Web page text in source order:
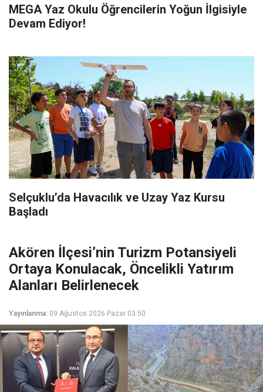
MEGA Yaz Okulu Öğrencilerin Yoğun İlgisiyle
Devam Ediyor!
Selçuklu’da Havacılık ve Uzay Yaz Kursu
Başladı
Akören İlçesi’nin Turizm Potansiyeli
Ortaya Konulacak, Öncelikli Yatırım
Alanları Belirlenecek
Yayınlanma: 09 Ağustos 2026 Pazar 03:50